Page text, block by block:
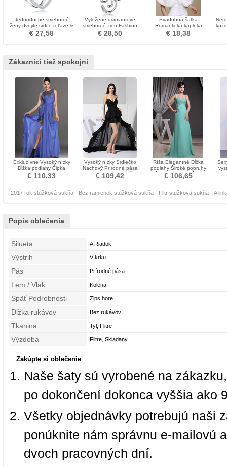
Jednoduché strieborné
ženy dvojité srdce reťaze &
prívesok
€ 27,58
Vyložené diamantové
strieborné žien Fashion
Peacock náhrdelník
€ 28,50
Svadobná šatka
Romantická kaplnka
Studená bez rukávov
Bowknot
€ 18,38
Zákazníci tiež spokojní
Exkluzívne Vysoký nízky
Dĺžka podlahy Čipka
Prírodné pása Stužková
Šaty
€ 110,33
Vysoký nízky Srdiečko
Nachový Prírodné pása
Očarujúce Stužková Šaty
€ 109,42
Ríša Elegantné Dĺžka
podlahy Široké popruhy
Šifón Stužková Šaty
€ 106,65
2017 rok stužková sukňa Bez ramienok stužková sukňa Flitr stužková sukňa A
Popis oblečenia
Silueta A Riadok
Výstrih V krku
Pás Prírodné pása
Lem / Vlak Kolená
Späť Podrobnosti Zips hore
Dlžka rukávov Bez rukávov
Tkanina Tyl, Flitre
Výzdoba Flitre, Skladaný
Zakúpte si oblečenie
Naše šaty sú vyrobené na
po dokončení dokonca vyššia ako
Všetky objednávky potrebujú naši
ponúknite nám správnu e-mailovú
dvoch pracovných dní.